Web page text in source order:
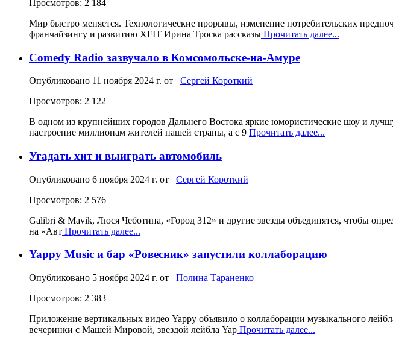
Просмотров: 2 184
Мир быстро меняется. Технологические прорывы, изменение потребительских
франчайзингу и развитию XFIT Ирина Троска рассказы Прочитать далее...
Comedy Radio зазвучало в Комсомольске-на-Амуре
Опубликовано 11 ноября 2024 г. от Сергей Короткий
Просмотров: 2 122
В одном из крупнейших городов Дальнего Востока яркие юмористические шоу и
настроение миллионам жителей нашей страны, а с 9 Прочитать далее...
Угадать хит и выиграть автомобиль
Опубликовано 6 ноября 2024 г. от Сергей Короткий
Просмотров: 2 576
Galibri & Mavik, Люся Чеботина, «Город 312» и другие звезды объединятся, чтобы
на «Авт Прочитать далее...
Yappy Music и бар «Ровесник» запустили коллаборацию
Опубликовано 5 ноября 2024 г. от Полина Тараненко
Просмотров: 2 383
Приложение вертикальных видео Yappy объявило о коллаборации музыкального
вечеринки с Машей Мировой, звездой лейбла Yap Прочитать далее...